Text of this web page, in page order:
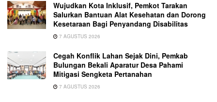
Wujudkan Kota Inklusif, Pemkot Tarakan
Salurkan Bantuan Alat Kesehatan dan Dorong
Kesetaraan Bagi Penyandang Disabilitas
7 AGUSTUS 2026
Cegah Konflik Lahan Sejak Dini, Pemkab
Bulungan Bekali Aparatur Desa Pahami
Mitigasi Sengketa Pertanahan
7 AGUSTUS 2026